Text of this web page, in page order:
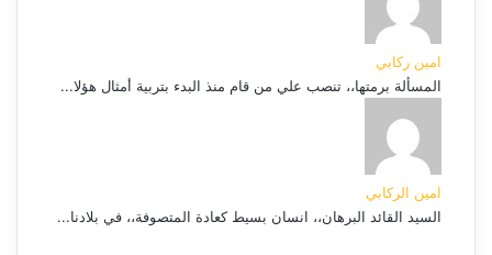
امين ركابي
المسألة برمتها،، تنصب علي من قام منذ البدء بتربية أمثال هؤلا...
امين الركابي
السيد القائد البرهان،، انسان بسيط كعادة المتصوفة،، في بلادنا...